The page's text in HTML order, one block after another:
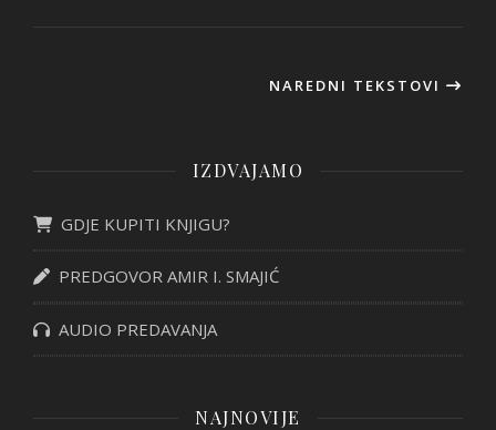
NAREDNI TEKSTOVI
IZDVAJAMO
GDJE KUPITI KNJIGU?
PREDGOVOR AMIR I. SMAJIĆ
AUDIO PREDAVANJA
NAJNOVIJE